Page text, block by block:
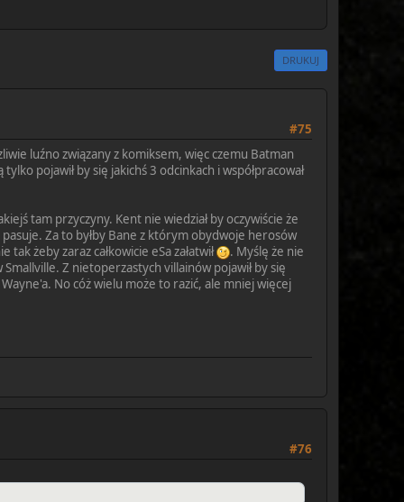
DRUKUJ
#75
luźno związany z komiksem, więc czemu Batman
pojawił by się jakichś 3 odcinkach i współpracował
tam przyczyny. Kent nie wiedział by oczywiście że
Za to byłby Bane z którym obydwoje herosów
żeby zaraz całkowicie eSa załatwił
. Myślę że nie
Z nietoperzastych villainów pojawił by się
No cóż wielu może to razić, ale mniej więcej
#76